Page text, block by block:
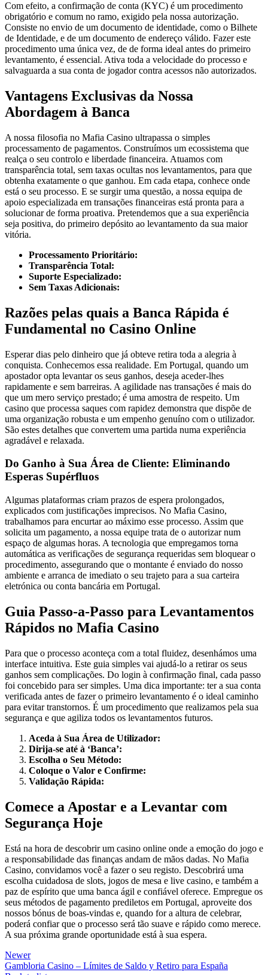
Com efeito, a confirmação de conta (KYC) é um procedimento
obrigatório e comum no ramo, exigido pela nossa autorização.
Consiste no envio de um documento de identidade, como o Bilhete
de Identidade, e de um documento de endereço válido. Fazer este
procedimento uma única vez, de de forma ideal antes do primeiro
levantamento, é essencial. Ativa toda a velocidade do processo e
salvaguarda a sua conta de jogador contra acessos não autorizados.
Vantagens Exclusivas da Nossa
Abordagem à Banca
A nossa filosofia no Mafia Casino ultrapassa o simples
processamento de pagamentos. Construímos um ecossistema que
realça o seu controlo e liberdade financeira. Atuamos com
transparência total, sem taxas ocultas nos levantamentos, para que
obtenha exatamente o que ganhou. Em cada etapa, conhece onde
está o seu processo. E se surgir uma questão, a nossa equipa de
apoio especializada em transações financeiras está pronta para a
solucionar de forma proativa. Pretendemos que a sua experiência
seja positiva, do primeiro depósito ao levantamento da sua maior
vitória.
Processamento Prioritário:
Transparência Total:
Suporte Especializado:
Sem Taxas Adicionais:
Razões pelas quais a Banca Rápida é
Fundamental no Casino Online
Esperar dias pelo dinheiro que já obteve retira toda a alegria à
conquista. Conhecemos essa realidade. Em Portugal, quando um
apostador opta levantar os seus ganhos, deseja aceder-lhes
rapidamente e sem barreiras. A agilidade nas transações é mais do
que um mero serviço prestado; é uma amostra de respeito. Um
casino que processa saques com rapidez demonstra que dispõe de
uma organização robusta e um empenho genuíno com o utilizador.
São estes detalhes que convertem uma partida numa experiência
agradável e relaxada.
Do Ganho à Sua Área de Cliente: Eliminando
Esperas Supérfluos
Algumas plataformas criam prazos de espera prolongados,
explicados com justificações imprecisos. No Mafia Casino,
trabalhamos para encurtar ao máximo esse processo. Assim que
solicita um pagamento, a nossa equipe trata de o autorizar num
espaço de algumas horas. A tecnologia que empregamos torna
automática as verificações de segurança requeridas sem bloquear o
procedimento, assegurando que o montante é enviado do nosso
ambiente e arranca de imediato o seu trajeto para a sua carteira
eletrónica ou conta bancária em Portugal.
Guia Passo-a-Passo para Levantamentos
Rápidos no Mafia Casino
Para que o processo aconteça com a total fluidez, desenhámos uma
interface intuitiva. Este guia simples vai ajudá-lo a retirar os seus
ganhos sem complicações. Do login à confirmação final, cada passo
foi concebido para ser simples. Uma dica importante: ter a sua conta
verificada antes de fazer o primeiro levantamento é o ideal caminho
para evitar transtornos. É um procedimento que realizamos pela sua
segurança e que agiliza todos os levantamentos futuros.
Aceda à Sua Área de Utilizador:
Dirija-se até à ‘Banca’:
Escolha o Seu Método:
Coloque o Valor e Confirme:
Validação Rápida:
Comece a Apostar e a Levantar com
Segurança Hoje
Está na hora de descobrir um casino online onde a emoção do jogo e
a responsabilidade das finanças andam de mãos dadas. No Mafia
Casino, convidamos você a fazer o seu registo. Descobrirá uma
escolha cuidadosa de slots, jogos de mesa e live casino, e também a
paz de espírito que uma banca ágil e confiável oferece. Empregue os
seus métodos de pagamento prediletos em Portugal, aproveite dos
nossos bónus de boas-vindas e, quando for a altura de celebrar,
poderá confiar que o processo será tão suave e rápido como merece.
A sua próxima grande oportunidade está à sua espera.
Newer
Gambloria Casino – Límites de Saldo y Retiro para España